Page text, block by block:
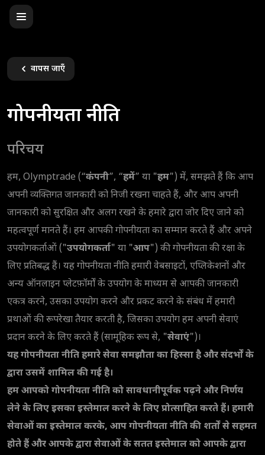
वापस जाएँ
गोपनीयता नीति
परिचय
हम, Olymptrade (“कंपनी”, “हमें” या "हम") में, समझते हैं कि आप
अपनी व्यक्तिगत जानकारी को निजी रखना चाहते हैं, और आप अपनी
जानकारी को सुरक्षित और अलग रखने के हमारे द्वारा जोर दिए जाने को
महत्वपूर्ण मानते हैं। हम आपकी गोपनीयता का सम्मान करते हैं और अपने
उपयोगकर्ताओं ("उपयोगकर्ता" या "आप") की गोपनीयता की रक्षा के
लिए प्रतिबद्ध हैं। यह गोपनीयता नीति हमारी वेबसाइटों, एप्लिकेशनों और
अन्य ऑनलाइन प्लेटफ़ॉर्मों के उपयोग के माध्यम से आपकी जानकारी
एकत्र करने, उसका उपयोग करने और प्रकट करने के संबंध में हमारी
प्रथाओं की रूपरेखा तैयार करती है, जिसका उपयोग हम अपनी सेवाएं
प्रदान करने के लिए करते हैं (सामूहिक रूप से, "सेवाएं")।
यह गोपनीयता नीति हमारे सेवा समझौता का हिस्सा है और संदर्भों के
द्वारा उसमें शामिल की गई है।
हम आपको गोपनीयता नीति को सावधानीपूर्वक पढ़ने और निर्णय
लेने के लिए इसका इस्तेमाल करने के लिए प्रोत्साहित करते हैं। हमारी
सेवाओं का इस्तेमाल करके, आप गोपनीयता नीति की शर्तों से सहमत
होते हैं और आपके द्वारा सेवाओं के सतत इस्तेमाल को आपके द्वारा